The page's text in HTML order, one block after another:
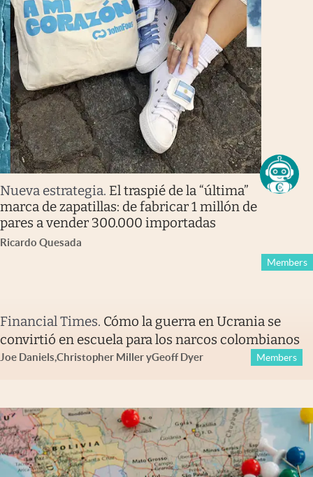
Nueva estrategia. El traspié de la “última”
marca de zapatillas: de fabricar 1 millón de
pares a vender 300.000 importadas
Ricardo Quesada
Members
Financial Times. Cómo la guerra en Ucrania se
convirtió en escuela para los narcos colombianos
Joe Daniels,Christopher MilleryGeoff Dyer Members